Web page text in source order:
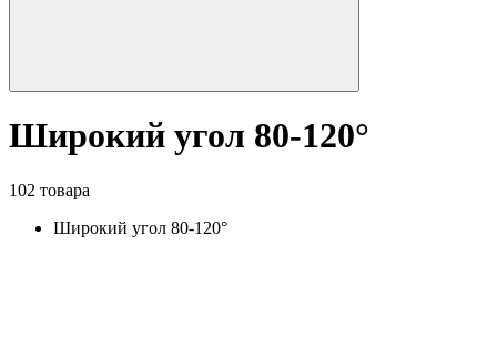
Широкий угол 80-120°
102 товара
Широкий угол 80-120°